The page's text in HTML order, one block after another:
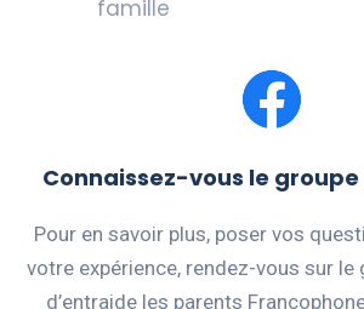
famille
Connaissez-vous le
Pour en savoir plus, poser vos
votre expérience, rendez-vous sur le
d’entraide les parents